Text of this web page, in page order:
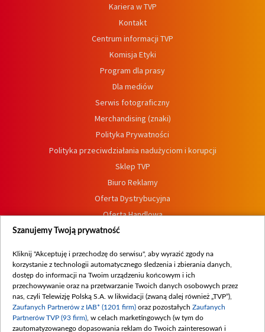
Kariera w TVP
Kontakt
Centrum informacji TVP
Komisja Etyki
Program dla prasy
Dla mediów
Serwis fotograficzny
Merchandising (znaki)
Polityka Prywatności
Polityka przeciwdziałania nadużyciom i korupcji
Sklep TVP
Biuro Reklamy
Oferta Dystrybucyjna
Oferta Handlowa
Dostępność
Procedura zgłoszeń wewnętrznych
Szanujemy Twoją prywatność
Kliknij "Akceptuję i przechodzę do serwisu", aby wyrazić zgody na
korzystanie z technologii automatycznego śledzenia i zbierania danych,
dostęp do informacji na Twoim urządzeniu końcowym i ich
przechowywanie oraz na przetwarzanie Twoich danych osobowych przez
nas, czyli Telewizję Polską S.A. w likwidacji (zwaną dalej również „TVP”),
Zaufanych Partnerów z IAB* (1201 firm) oraz pozostałych Zaufanych
Partnerów TVP (93 firm) , w celach marketingowych (w tym do
zautomatyzowanego dopasowania reklam do Twoich zainteresowań i